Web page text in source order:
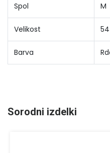
Spol M
Velikost 54
Barva
Sorodni izdelki